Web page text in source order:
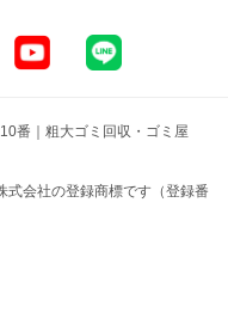
番｜粗大ゴミ回収・ゴミ屋
式会社の登録商標です（登録番